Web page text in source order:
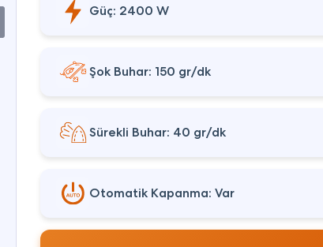
Güç: 2400 W
Şok Buhar: 150 gr/dk
Sürekli Buhar: 40 gr/dk
Otomatik Kapanma: Var